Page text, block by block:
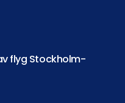
flyg Stockholm-